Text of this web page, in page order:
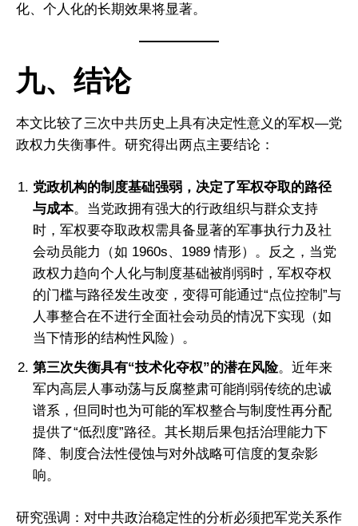
化、个人化的长期效果将显著。
九、结论
本文比较了三次中共历史上具有决定性意义的军权—党
政权力失衡事件。研究得出两点主要结论：
党政机构的制度基础强弱，决定了军权夺取的路径
与成本。当党政拥有强大的行政组织与群众支持
时，军权要夺取政权需具备显著的军事执行力及社
会动员能力（如 1960s、1989 情形）。反之，当党
政权力趋向个人化与制度基础被削弱时，军权夺权
的门槛与路径发生改变，变得可能通过“点位控制”与
人事整合在不进行全面社会动员的情况下实现（如
当下情形的结构性风险）。
第三次失衡具有“技术化夺权”的潜在风险。近年来
军内高层人事动荡与反腐整肃可能削弱传统的忠诚
谱系，但同时也为可能的军权整合与制度性再分配
提供了“低烈度”路径。其长期后果包括治理能力下
降、制度合法性侵蚀与对外战略可信度的复杂影
响。
研究强调：对中共政治稳定性的分析必须把军党关系作